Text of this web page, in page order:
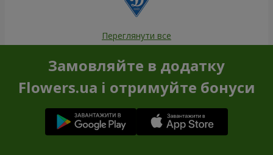
Переглянути все
Замовляйте в додатку
Flowers.ua і отримуйте бонуси